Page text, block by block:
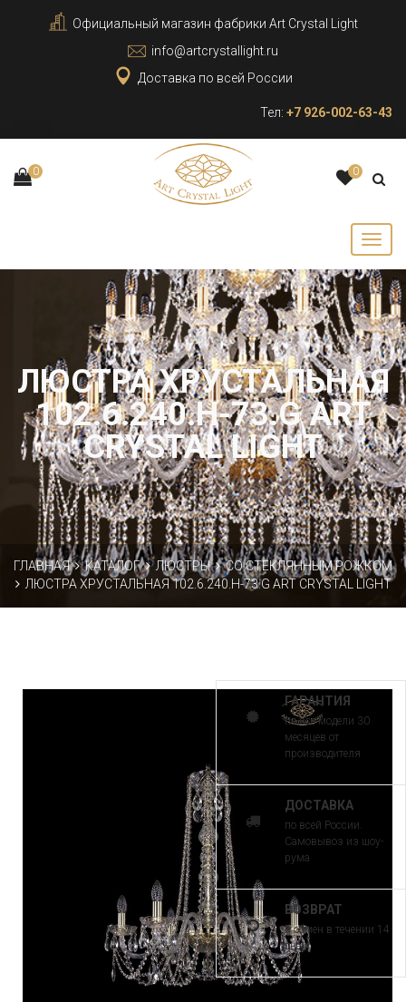
Официальный магазин фабрики Art Crystal Light
info@artcrystallight.ru
Доставка по всей России
Тел: +7 926-002-63-43
0 0
ЛЮСТРА ХРУСТАЛЬНАЯ
102.6.240.H-73.G ART
CRYSTAL LIGHT
ГЛАВНАЯ КАТАЛОГ ЛЮСТРЫ
СО СТЕКЛЯННЫМ РОЖКОМ
ЛЮСТРА ХРУСТАЛЬНАЯ 102.6.240.H-73.G ART CRYSTAL LIGHT
ГАРАНТИЯ
на все модели 30
месяцев от
производителя
ДОСТАВКА
по всей России.
Самовывоз из шоу-
рума
ВОЗВРАТ
и обмен в течении 14
дней